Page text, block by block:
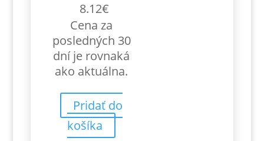
8.12€
Cena za
posledných 30
dní je rovnaká
ako aktuálna.
Pridať do
košíka